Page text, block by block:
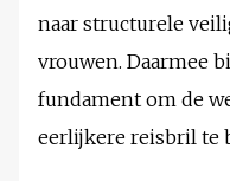
naar structurele
vrouwen. Daarmee
fundament om de
eerlijkere reisbril te